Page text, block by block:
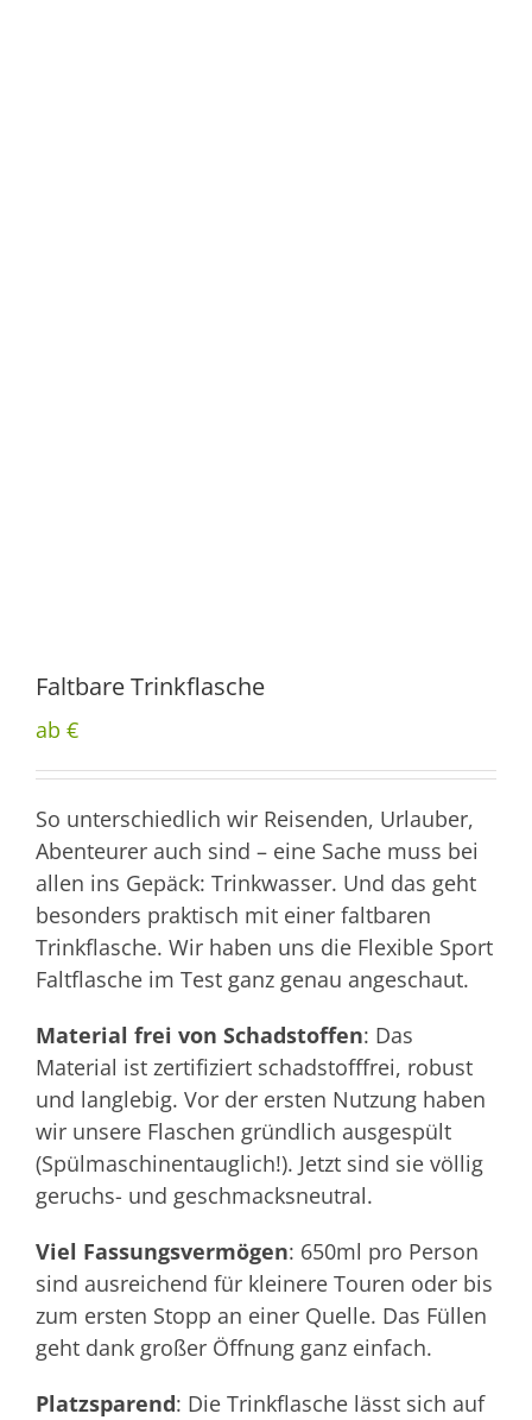
Faltbare Trinkflasche
ab €
So unterschiedlich wir Reisenden, Urlauber,
Abenteurer auch sind – eine Sache muss bei
allen ins Gepäck: Trinkwasser. Und das geht
besonders praktisch mit einer faltbaren
Trinkflasche. Wir haben uns die Flexible Sport
Faltflasche im Test ganz genau angeschaut.
Material frei von Schadstoffen: Das
Material ist zertifiziert schadstofffrei, robust
und langlebig. Vor der ersten Nutzung haben
wir unsere Flaschen gründlich ausgespült
(Spülmaschinentauglich!). Jetzt sind sie völlig
geruchs- und geschmacksneutral.
Viel Fassungsvermögen: 650ml pro Person
sind ausreichend für kleinere Touren oder bis
zum ersten Stopp an einer Quelle. Das Füllen
geht dank großer Öffnung ganz einfach.
Platzsparend: Die Trinkflasche lässt sich auf